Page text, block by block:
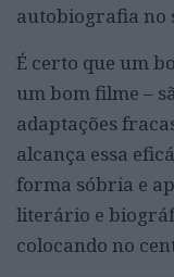
autobiografia no
É certo que um
um bom filme –
adaptações
alcança essa
forma sóbria e
literário e
colocando no